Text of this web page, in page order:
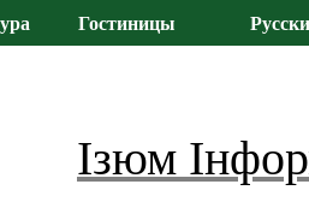
Гостиницы
Ізюм